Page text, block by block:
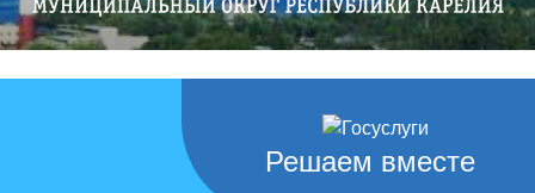
Решаем вместе